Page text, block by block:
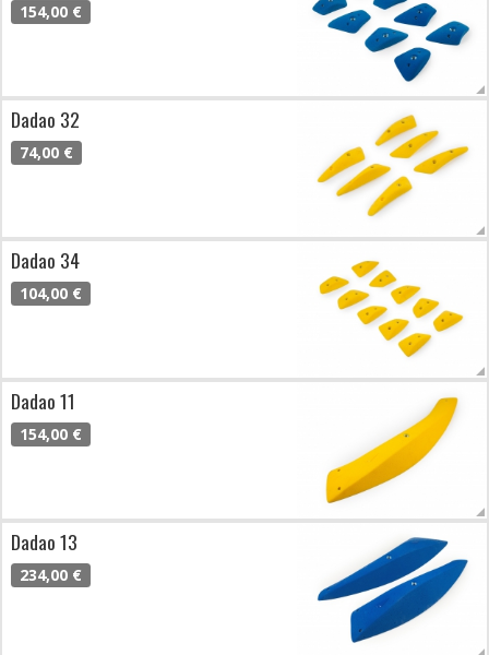
154,00 €
Dadao 32
74,00 €
Dadao 34
104,00 €
Dadao 11
154,00 €
Dadao 13
234,00 €